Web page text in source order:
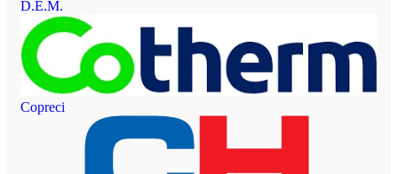
D.E.M.
Copreci